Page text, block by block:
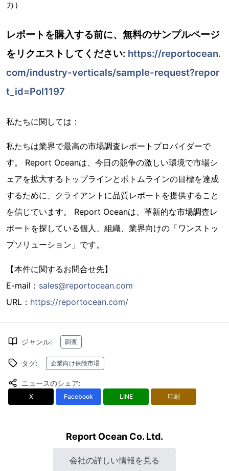
カ）
レポートを購入する前に、無料のサンプルページ
をリクエストしてください: https://reportocean.
com/industry-verticals/sample-request?repor
t_id=Pol1197
私たちに関しては：
私たちは業界で最高の市場調査レポートプロバイダーで
す。 Report Oceanは、今日の競争の激しい環境で市場シ
ェアを拡大するトップラインとボトムラインの目標を達成
するために、クライアントに品質レポートを提供すること
を信じています。 Report Oceanは、革新的な市場調査レ
ポートを探している個人、組織、業界向けの「ワンストッ
プソリューション」です。
【本件に関するお問合せ先】
E-mail： sales@reportocean.com
URL： https://reportocean.com/
ジャンル: 調査
タグ: 企業向け保険市場
ニュースのシェア:
X Facebook LINE 印刷
Report Ocean Co. Ltd.
会社の詳しい情報を見る